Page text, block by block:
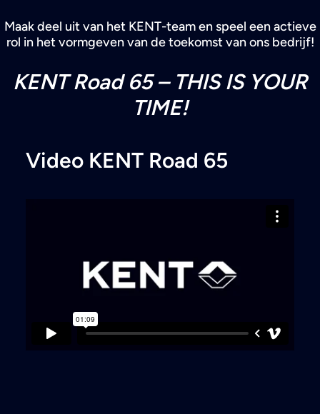
Maak deel uit van het KENT-team en speel een actieve
rol in het vormgeven van de toekomst van ons bedrijf!
KENT Road 65 – THIS IS YOUR
TIME!
Video KENT Road 65